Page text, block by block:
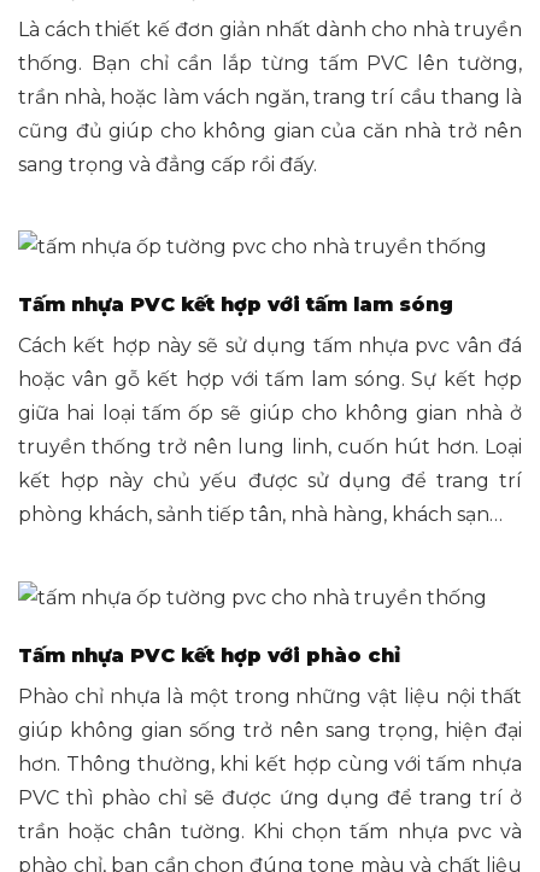
Là cách thiết kế đơn giản nhất dành cho nhà truyền
thống. Bạn chỉ cần lắp từng tấm PVC lên tường,
trần nhà, hoặc làm vách ngăn, trang trí cầu thang là
cũng đủ giúp cho không gian của căn nhà trở nên
sang trọng và đẳng cấp rồi đấy.
Tấm nhựa PVC kết hợp với tấm lam sóng
Cách kết hợp này sẽ sử dụng tấm nhựa pvc vân đá
hoặc vân gỗ kết hợp với tấm lam sóng. Sự kết hợp
giữa hai loại tấm ốp sẽ giúp cho không gian nhà ở
truyền thống trở nên lung linh, cuốn hút hơn. Loại
kết hợp này chủ yếu được sử dụng để trang trí
phòng khách, sảnh tiếp tân, nhà hàng, khách sạn…
Tấm nhựa PVC kết hợp với phào chỉ
Phào chỉ nhựa là một trong những vật liệu nội thất
giúp không gian sống trở nên sang trọng, hiện đại
hơn. Thông thường, khi kết hợp cùng với tấm nhựa
PVC thì phào chỉ sẽ được ứng dụng để trang trí ở
trần hoặc chân tường. Khi chọn tấm nhựa pvc và
phào chỉ, bạn cần chọn đúng tone màu và chất liệu